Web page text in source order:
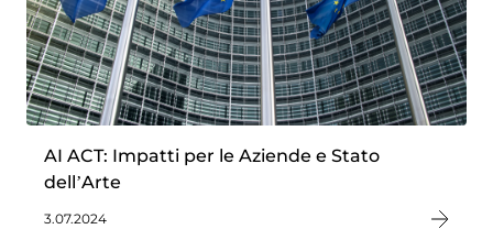
AI ACT: Impatti per le Aziende e Stato
dell’Arte
3.07.2024